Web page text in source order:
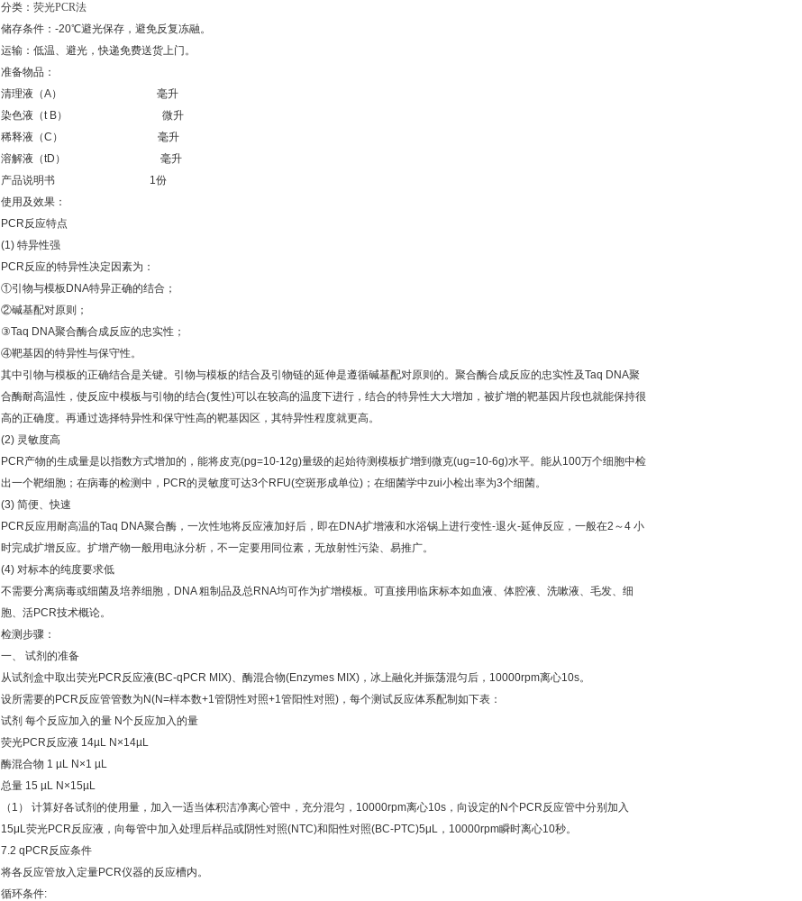
分类： 荧光PCR法
储存条件： -20℃避光保存，避免反复冻融。
运输：低温、避光，快递免费送货上门。
准备物品：
清理液（A）
毫升
染色液（t B）
微升
稀释液（C ）
毫升
溶解液（tD ）
毫升
产品说明书 1份
使用及效果：
PCR反应特点
(1) 特异性强
PCR反应的特异性决定因素为：
①引物与模板 DNA特异正确的结合；
②碱基配对原则；
③Taq DNA聚合酶合成反应的忠实性；
④靶基因的特异性与保守性。
其中引物与模板的正确结合是关键。引物与模板的结合及引物链的延伸是遵循碱基配对原则的。聚合酶合成反应的忠实性及Taq DNA聚
合酶耐高温性，使反应中模板与引物的结合(复性)可以在较高的温度下进行，结合的特异性大大增加，被扩增的靶基因片段也就能保持很
高的正确度。再通过选择特异性和保守性高的靶基因区，其特异性程度就更高。
(2) 灵敏度高
PCR产物的生成量是以指数方式增加的，能将皮克(pg=10-12g)量级的起始待测模板扩增到微克(ug=10-6g)水平。能从100万个细胞中检
出一个靶细胞；在病毒的检测中， PCR的灵敏度可达3个RFU(空斑形成单位) ；在细菌学中zui小检出率为3个细菌。
(3) 简便、快速
PCR反应用耐高温的Taq DNA聚合酶，一次性地将反应液加好后，即在DNA扩增液和水浴锅上进行变性-退火-延伸反应，一般在2 ～4 小
时完成扩增反应。扩增产物一般用电泳分析，不一定要用同位素，无放射性污染、易推广。
(4) 对标本的纯度要求低
不需要分离病毒或细菌及培养细胞， DNA粗制品及总 RNA均可作为扩增模板。可直接用临床标本如血液、体腔液、洗嗽液、毛发、细
胞、活PCR技术概论。
检测步骤：
一、
试剂的准备
从试剂盒中取出荧光PCR反应液(BC-qPCR MIX)、酶混合物(Enzymes MIX) ，冰上融化并振荡混匀后， 10000rpm离心10s。
设所需要的 PCR反应管管数为 N(N=样本数+1管阴性对照+1管阳性对照) ，每个测试反应体系配制如下表：
试剂 每个反应加入的量 N个反应加入的量
荧光PCR反应液 14µL N×14µL
酶混合物 1 µL N×1 µL
总量 15 µL N×15µL
（ 1 ） 计算好各试剂的使用量，加入一适当体积洁净离心管中，充分混匀， 10000rpm离心10s ，向设定的 N个PCR反应管中分别加入
15μL荧光PCR反应液，向每管中加入处理后样品或阴性对照(NTC)和阳性对照(BC-PTC)5μL ， 10000rpm瞬时离心10秒。
7.2 qPCR反应条件
将各反应管放入定量PCR仪器的反应槽内。
循环条件: